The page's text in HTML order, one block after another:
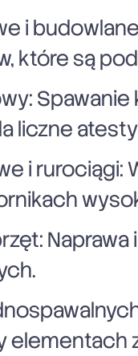
i
które są
liczne
i rurociągi: